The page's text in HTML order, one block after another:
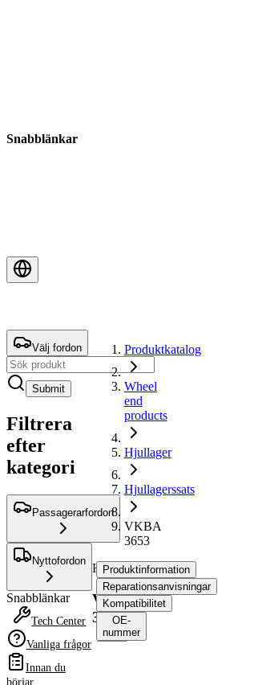
Snabblänkar
Välj fordon
Submit
Filtrera
efter
kategori
Passagerarfordon
Nyttofordon
Snabblänkar
Tech Center
Vanliga frågor
Innan du
börjar
Produktkatalog
Wheel
end
products
Hjullager
Hjullagerssats
VKBA
3653
Hjullagerssats
VKBA
3653
Produktinformation
Reparationsanvisningar
Kompatibilitet
OE-
nummer